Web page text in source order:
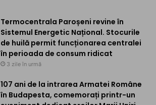
Termocentrala Paroșeni revine în
Sistemul Energetic Național. Stocurile
de huilă permit funcționarea centralei
în perioada de consum ridicat
3 zile în urmă
107 ani de la intrarea Armatei Române
în Budapesta, comemorați printr-un